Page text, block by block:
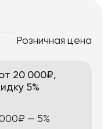
Розничная цена
20 000₽,
5%
— 5%